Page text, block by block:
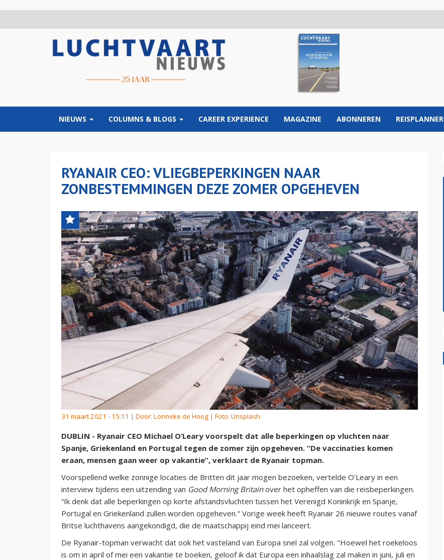
NIEUWS COLUMNS & BLOGS CAREER EXPERIENCE MAGAZINE ABONNEREN REISPLANNER
RYANAIR CEO: VLIEGBEPERKINGEN NAAR
ZONBESTEMMINGEN DEZE ZOMER OPGEHEVEN
31 maart 2021 - 15:11 | Door: Lonneke de Hoog | Foto: Unsplash
DUBLIN - Ryanair CEO Michael O’Leary voorspelt dat alle beperkingen op vluchten naar
Spanje, Griekenland en Portugal tegen de zomer zijn opgeheven. “De vaccinaties komen
eraan, mensen gaan weer op vakantie”, verklaart de Ryanair topman.
Voorspellend welke zonnige locaties de Britten dit jaar mogen bezoeken, vertelde O'Leary in een
interview tijdens een uitzending van Good Morning Britainover het opheffen van die reisbeperkingen.
“Ik denk dat alle beperkingen op korte afstandsvluchten tussen het Verenigd Koninkrijk en Spanje,
Portugal en Griekenland zullen worden opgeheven." Vorige week heeft Ryanair 26 nieuwe routes vanaf
Britse luchthavens aangekondigd, die de maatschappij eind mei lanceert.
De Ryanair-topman verwacht dat ook het vasteland van Europa snel zal volgen. "Hoewel het roekeloos
is om in april of mei een vakantie te boeken, geloof ik dat Europa een inhaalslag zal maken in juni, juli en